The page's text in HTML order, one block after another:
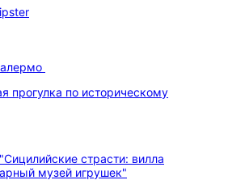
прогулка по историческому